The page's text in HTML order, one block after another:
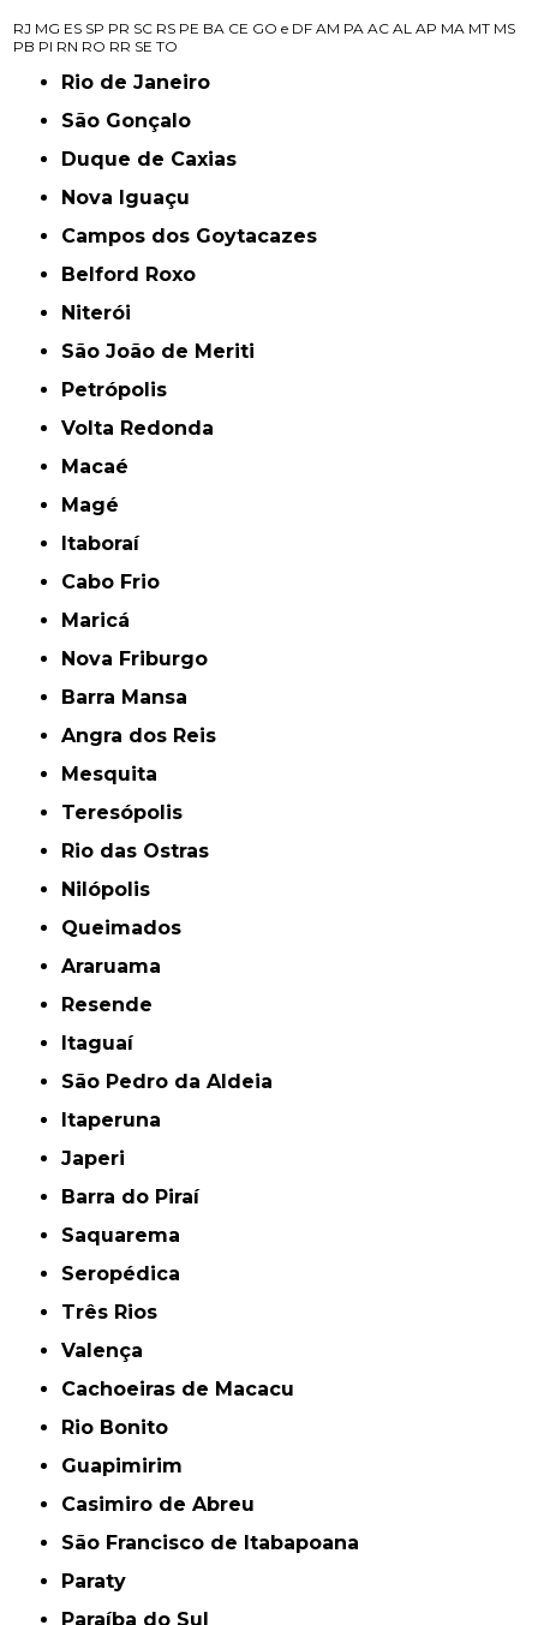
RJ MG ES SP PR SC RS PE BA CE GO e DF AM PA AC AL AP MA MT MS
PB PI RN RO RR SE TO
Rio de Janeiro
São Gonçalo
Duque de Caxias
Nova Iguaçu
Campos dos Goytacazes
Belford Roxo
Niterói
São João de Meriti
Petrópolis
Volta Redonda
Macaé
Magé
Itaboraí
Cabo Frio
Maricá
Nova Friburgo
Barra Mansa
Angra dos Reis
Mesquita
Teresópolis
Rio das Ostras
Nilópolis
Queimados
Araruama
Resende
Itaguaí
São Pedro da Aldeia
Itaperuna
Japeri
Barra do Piraí
Saquarema
Seropédica
Três Rios
Valença
Cachoeiras de Macacu
Rio Bonito
Guapimirim
Casimiro de Abreu
São Francisco de Itabapoana
Paraty
Paraíba do Sul